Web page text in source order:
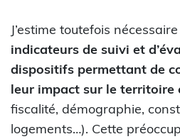
J’estime toutefois
indicateurs de suivi et
dispositifs permettant de
leur impact sur le territoire
fiscalité, démographie,
logements…). Cette